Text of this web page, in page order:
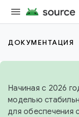
ДОКУМЕНТАЦИЯ
Начиная с 2026
моделью
для обеспечения